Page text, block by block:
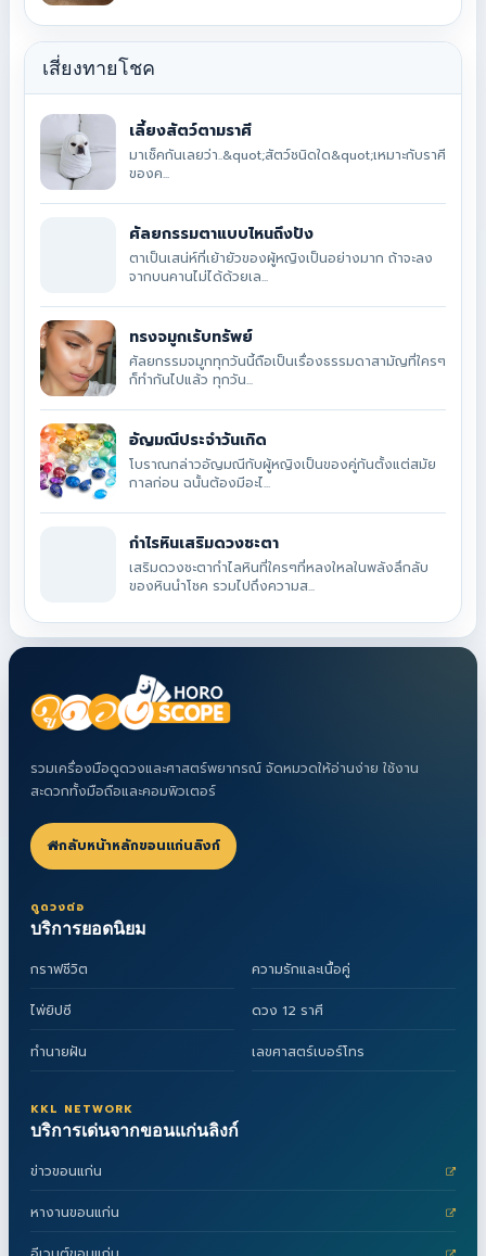
เสี่ยงทายโชค
เลี้ยงสัตว์ตามราศี
มาเช็คกันเลยว่า..&quot;สัตว์ชนิดใด&quot;เหมาะกับราศี
ของค...
ศัลยกรรมตาแบบไหนถึงปัง
ตาเป็นเสน่ห์ที่เย้ายัวของผู้หญิงเป็นอย่างมาก ถ้าจะลง
จากบนคานไม่ได้ด้วยเล...
ทรงจมูกเรับทรัพย์
ศัลยกรรมจมูกทุกวันนี้ถือเป็นเรื่องธรรมดาสามัญที่ใครๆ
ก็ทำกันไปแล้ว ทุกวัน...
อัญมณีประจำวันเกิด
โบราณกล่าวอัญมณีกับผู้หญิงเป็นของคู่กันตั้งแต่สมัย
กาลก่อน ฉนั้นต้องมีอะไ...
กำไรหินเสริมดวงชะตา
เสริมดวงชะตากำไลหินที่ใครๆที่หลงใหลในพลังลึกลับ
ของหินนำโชค รวมไปถึงความส...
รวมเครื่องมือดูดวงและศาสตร์พยากรณ์ จัดหมวดให้อ่านง่าย ใช้งาน
สะดวกทั้งมือถือและคอมพิวเตอร์
กลับหน้าหลักขอนแก่นลิงก์
ดูดวงต่อ
บริการยอดนิยม
กราฟชีวิต ความรักและเนื้อคู่
ไพ่ยิปซี ดวง 12 ราศี
ทำนายฝัน เลขศาสตร์เบอร์โทร
KKL NETWORK
บริการเด่นจากขอนแก่นลิงก์
ข่าวขอนแก่น
หางานขอนแก่น